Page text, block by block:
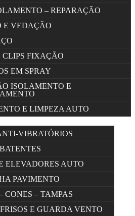
– REPARAÇÃO
E VEDAÇÃO
CLIPS FIXAÇÃO
EM SPRAY
ISOLAMENTO E
E LIMPEZA AUTO
VIBRATÓRIOS
ELEVADORES AUTO
PAVIMENTO
CONES – TAMPAS
E GUARDA VENTO